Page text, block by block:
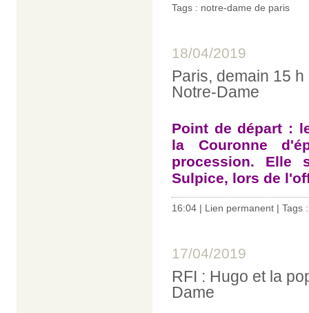
Tags : notre-dame de paris
18/04/2019
Paris, demain 15
Notre-Dame
Point de départ :
la Couronne
procession. Elle
Sulpice, lors de
16:04 | Lien permanent | Tags
17/04/2019
RFI : Hugo et la
Dame